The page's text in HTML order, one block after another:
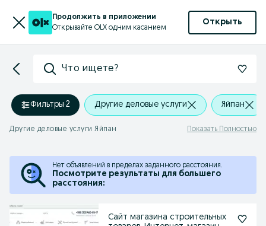
Продолжить в приложении
Открывайте OLX одним касанием
Открыть
Что ищете?
Фильтры·2 Другие деловые услуги Яйпан
Другие деловые услуги Яйпан Показать Полностью
Нет объявлений в пределах заданного расстояния.
Посмотрите результаты для большего
расстояния:
Сайт магазина строительных